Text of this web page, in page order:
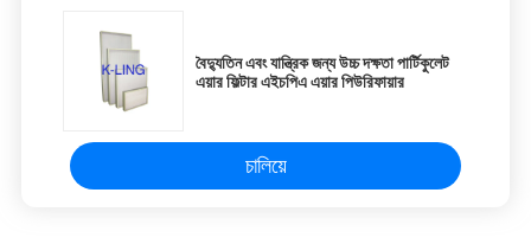
বৈদ্যুতিন এবং যান্ত্রিক জন্য উচ্চ দক্ষতা পার্টিকুলেট
এয়ার ফিল্টার এইচপিএ এয়ার পিউরিফায়ার
চালিয়ে